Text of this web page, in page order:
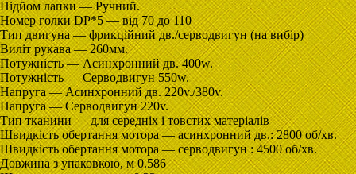
Підйом лапки — Ручний.
Номер голки DР*5 — від 70 до 110
Тип двигуна — фрикційний дв./cерводвигун (на вибір)
Виліт рукава — 260мм.
Потужність — Асинхронний дв. 400w.
Потужність — Серводвигун 550w.
Напруга — Асинхронний дв. 220v./380v.
Напруга — Серводвигун 220v.
Тип тканини — для середніх і товстих матеріалів
Швидкість обертання мотора — асинхронний дв.: 2800 об/хв.
Швидкість обертання мотора — серводвигун : 4500 об/хв.
Довжина з упаковкою, м 0.586